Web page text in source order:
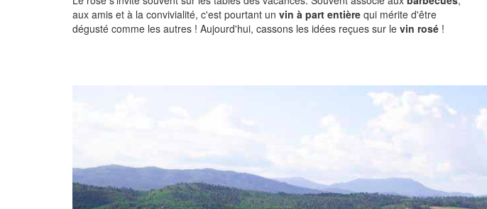
aux amis et à la convivialité, c'est pourtant un vin à part entière qui mérite d'être
dégusté comme les autres ! Aujourd'hui, cassons les idées reçues sur le vin rosé !